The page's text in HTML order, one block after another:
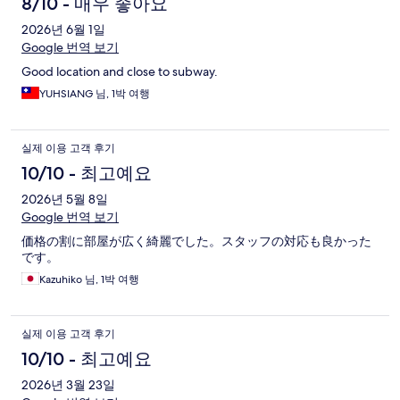
2026년 6월 1일
Google 번역 보기
Good location and close to subway.
YUHSIANG 님, 1박 여행
실제 이용 고객 후기
10/10 - 최고예요
2026년 5월 8일
Google 번역 보기
価格の割に部屋が広く綺麗でした。スタッフの対応も良かった
です。
Kazuhiko 님, 1박 여행
실제 이용 고객 후기
10/10 - 최고예요
2026년 3월 23일